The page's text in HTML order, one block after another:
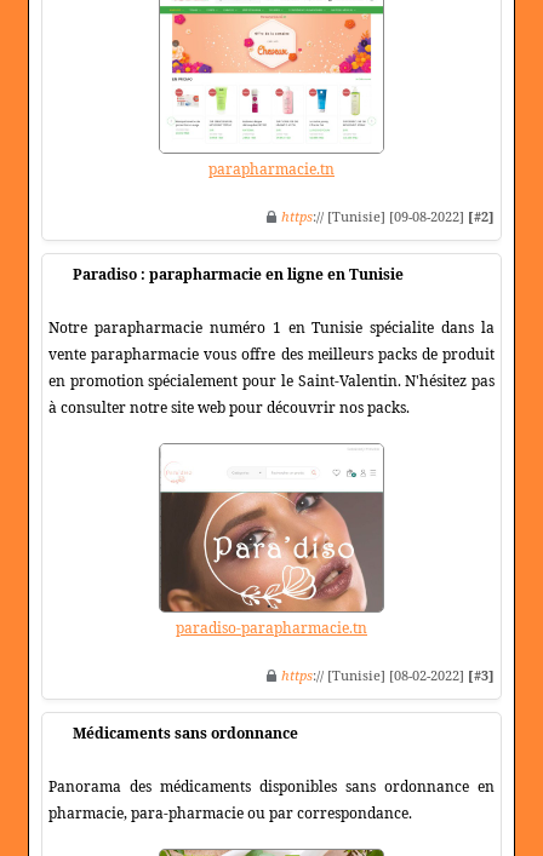
parapharmacie.tn
https:// [Tunisie] [09-08-2022] [#2]
Paradiso : parapharmacie en ligne en Tunisie
Notre parapharmacie numéro 1 en Tunisie spécialite dans la
vente parapharmacie vous offre des meilleurs packs de produit
en promotion spécialement pour le Saint-Valentin. N'hésitez pas
à consulter notre site web pour découvrir nos packs.
paradiso-parapharmacie.tn
https:// [Tunisie] [08-02-2022] [#3]
Médicaments sans ordonnance
Panorama des médicaments disponibles sans ordonnance en
pharmacie, para-pharmacie ou par correspondance.